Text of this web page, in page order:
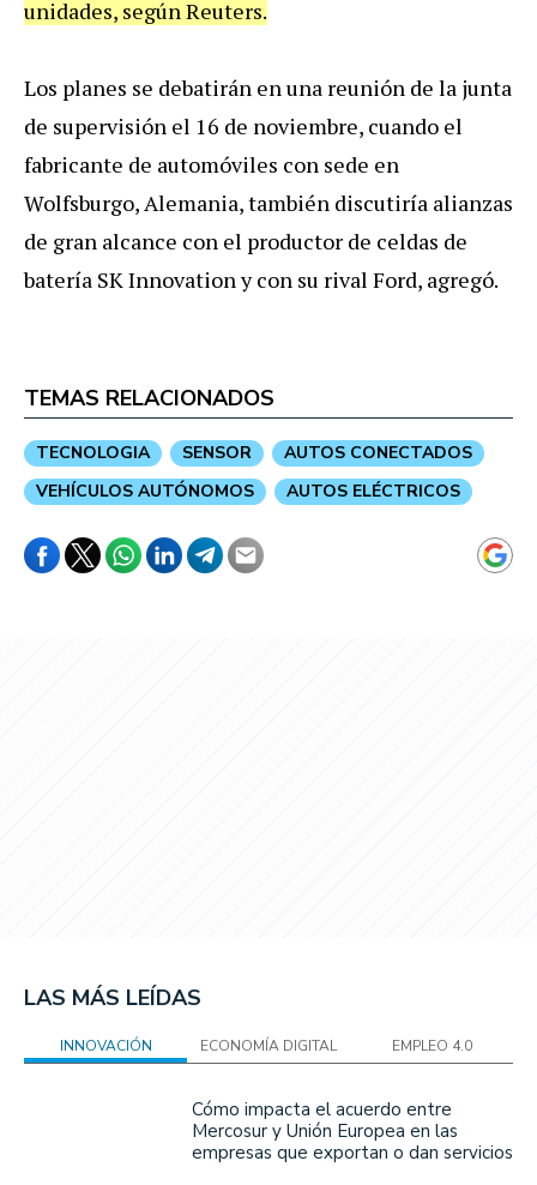
unidades, según Reuters.
Los planes se debatirán en una reunión de la junta
de supervisión el 16 de noviembre, cuando el
fabricante de automóviles con sede en
Wolfsburgo, Alemania, también discutiría alianzas
de gran alcance con el productor de celdas de
batería SK Innovation y con su rival Ford, agregó.
TEMAS RELACIONADOS
TECNOLOGIA SENSOR
AUTOS CONECTADOS
VEHÍCULOS AUTÓNOMOS
AUTOS ELÉCTRICOS
LAS MÁS LEÍDAS
INNOVACIÓN ECONOMÍA DIGITAL EMPLEO 4.0
Cómo impacta el acuerdo entre
Mercosur y Unión Europea en las
empresas que exportan o dan servicios